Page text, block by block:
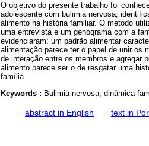
O objetivo do presente trabalho foi
adolescente com bulimia nervosa,
alimento na história familiar. O método
uma entrevista e um genograma com a
evidenciaram: um padrão alimentar
alimentação parece ter o papel de unir os
de interação entre os membros e agregar
alimento parece ser o de resgatar uma
família
Keywords : Bulimia nervosa; dinâmica
· abstract in English · text in